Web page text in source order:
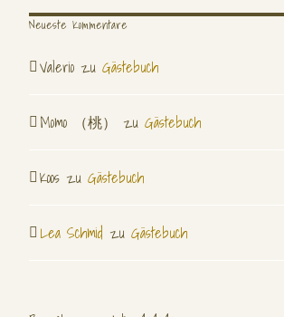
Neueste Kommentare
Valerio zu Gästebuch
Momo （桃） zu Gästebuch
Koos zu Gästebuch
Lea Schmid zu Gästebuch
Seitenaufrufe gesamt: 1163857